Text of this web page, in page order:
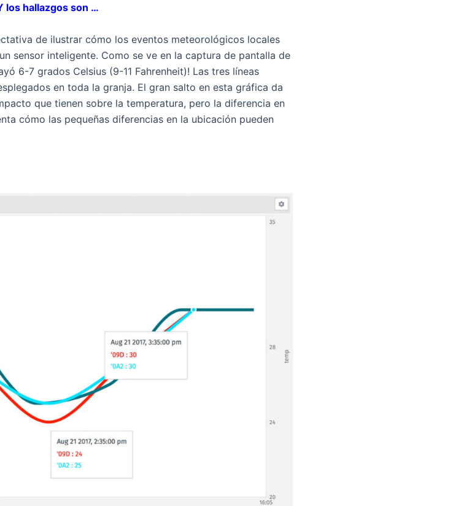
los hallazgos son …
de ilustrar cómo los eventos meteorológicos locales
sensor inteligente. Como se ve en la captura de pantalla de
6-7 grados Celsius (9-11 Fahrenheit)! Las tres líneas
en toda la granja. El gran salto en esta gráfica da
que tienen sobre la temperatura, pero la diferencia en
cómo las pequeñas diferencias en la ubicación pueden